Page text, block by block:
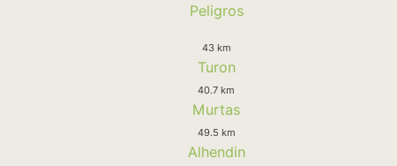
Peligros
43 km
Turon
40.7 km
Murtas
49.5 km
Alhendin